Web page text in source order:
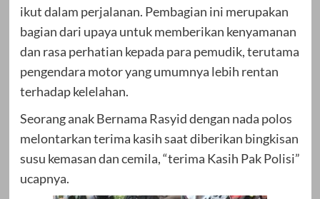
ikut dalam perjalanan. Pembagian ini merupakan
bagian dari upaya untuk memberikan kenyamanan
dan rasa perhatian kepada para pemudik, terutama
pengendara motor yang umumnya lebih rentan
terhadap kelelahan.
Seorang anak Bernama Rasyid dengan nada polos
melontarkan terima kasih saat diberikan bingkisan
susu kemasan dan cemila, “terima Kasih Pak Polisi”
ucapnya.